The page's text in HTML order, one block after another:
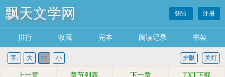
飘天文学网 登陆 注册
排行 收藏 完本 阅读记录 书架
字: 大 中 小 关灯
护眼
上一章 章节列表 下一章 TXT下载